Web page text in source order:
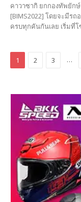
คาวาซากิ ยกกองทัพยัก
[BIMS2022] โดยจะมีรถ
ครบทุกคันกันเลย เริ่มที่
1 2 3 …